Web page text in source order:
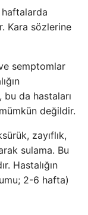
haftalarda
Kara sözlerine
semptomlar
bu da hastaları
değildir.
zayıflık,
sulama. Bu
Hastalığın
2-6 hafta)